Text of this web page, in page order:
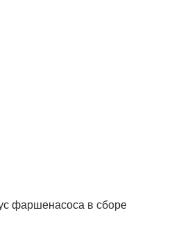
фаршенасоса в сборе